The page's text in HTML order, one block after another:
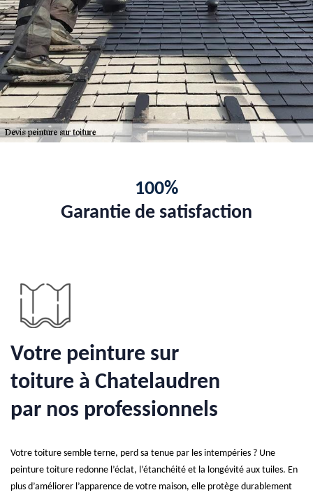
100%
Garantie de satisfaction
Votre peinture sur
toiture à Chatelaudren
par nos professionnels
Votre toiture semble terne, perd sa tenue par les intempéries ? Une
peinture toiture redonne l’éclat, l’étanchéité et la longévité aux tuiles. En
plus d’améliorer l’apparence de votre maison, elle protège durablement